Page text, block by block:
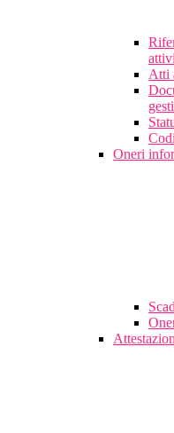
Atti
Oneri